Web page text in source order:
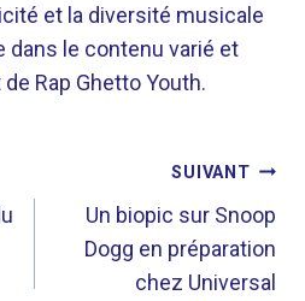
et la diversité musicale
dans le contenu varié et
Rap Ghetto Youth.
SUIVANT
Un biopic sur Snoop
Dogg en préparation
chez Universal